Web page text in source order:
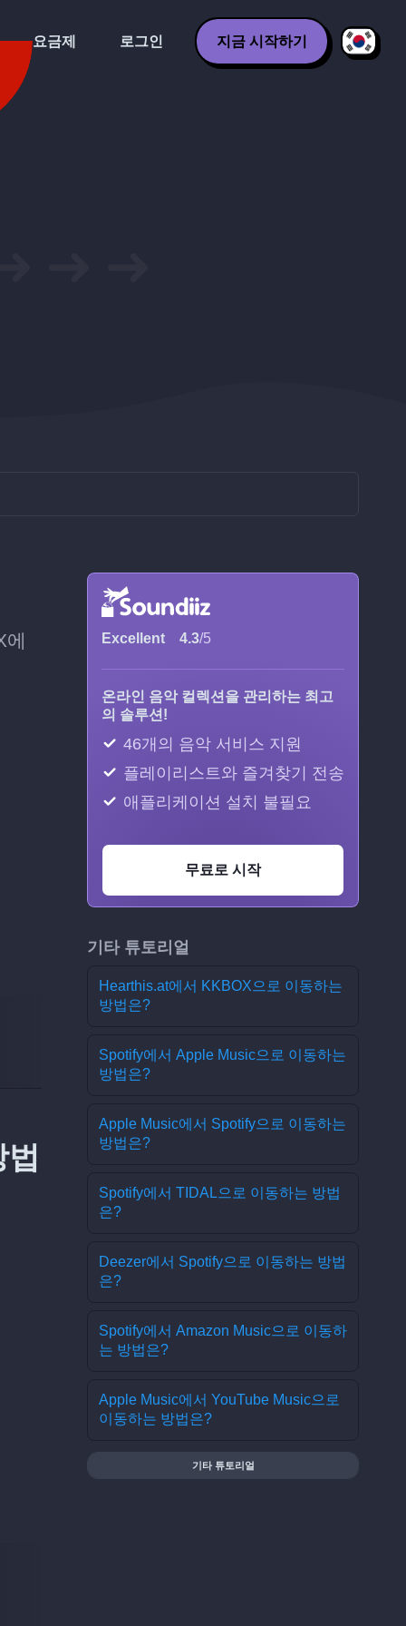
요금제 로그인 지금 시작하기
Excellent 4.3/5
온라인 음악 컬렉션을 관리하는 최고
의 솔루션!
46개의 음악 서비스 지원
플레이리스트와 즐겨찾기 전송
애플리케이션 설치 불필요
무료로 시작
기타 튜토리얼
Hearthis.at에서 KKBOX으로 이동하는
방법은?
Spotify에서 Apple Music으로 이동하는
방법은?
Apple Music에서 Spotify으로 이동하는
방법은?
Spotify에서 TIDAL으로 이동하는 방법
은?
Deezer에서 Spotify으로 이동하는 방법
은?
Spotify에서 Amazon Music으로 이동하
는 방법은?
Apple Music에서 YouTube Music으로
이동하는 방법은?
기타 튜토리얼